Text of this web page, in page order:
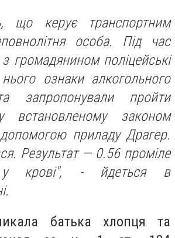
що керує транспортним
особа. Під час
з громадянином поліцейські
ознаки алкогольного
запропонували пройти
встановленому законом
приладу Драгер.
Результат — 0.56 проміле
крові", - йдеться в
батька хлопця та